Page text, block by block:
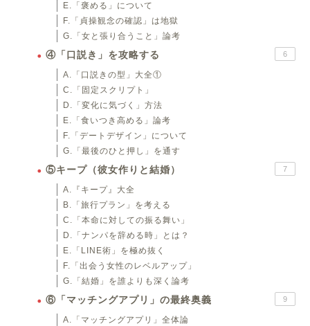
E.「褒める」について
F.「貞操観念の確認」は地獄
G.「女と張り合うこと」論考
④「口説き」を攻略する 6
A.「口説きの型」大全①
C.「固定スクリプト」
D.「変化に気づく」方法
E.「食いつき高める」論考
F.「デートデザイン」について
G.「最後のひと押し」を通す
⑤キープ（彼女作りと結婚） 7
A.『キープ』大全
B.「旅行プラン」を考える
C.「本命に対しての振る舞い」
D.「ナンパを辞める時」とは？
E.「LINE術」を極め抜く
F.「出会う女性のレベルアップ」
G.「結婚」を誰よりも深く論考
⑥「マッチングアプリ」の最終奥義 9
A.「マッチングアプリ」全体論